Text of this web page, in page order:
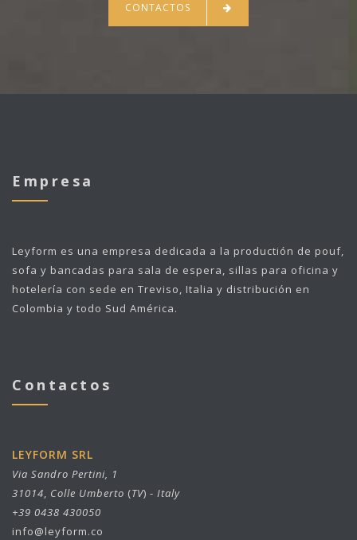
CONTACTOS
Empresa
Leyform es una empresa dedicada a la productión de pouf,
sofa y bancadas para sala de espera, sillas para oficina y
hotelería con sede en Treviso, Italia y distribución en
Colombia y todo Sud América.
Contactos
LEYFORM SRL
Via Sandro Pertini, 1
31014, Colle Umberto (TV) - Italy
+39 0438 430050
info@leyform.co